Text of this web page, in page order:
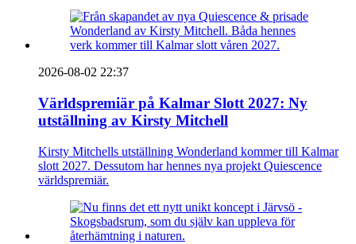
2026-08-02 22:37
Världspremiär på Kalmar Slott 2027: Ny
utställning av Kirsty Mitchell
Kirsty Mitchells utställning Wonderland kommer till Kalmar
slott 2027. Dessutom har hennes nya projekt Quiescence
världspremiär.